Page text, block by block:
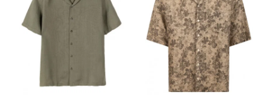
CONFIGURACIÓN DE COOKIES